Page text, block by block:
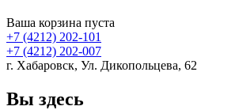
Ваша корзина пуста
+7 (4212) 202-101
+7 (4212) 202-007
г. Хабаровск, Ул. Дикопольцева, 62
Вы здесь